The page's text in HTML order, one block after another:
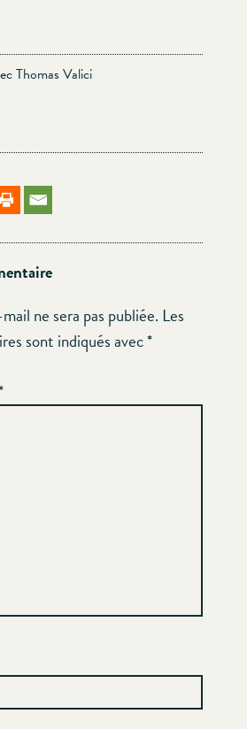
Thomas Valici
ne sera pas publiée. Les
sont indiqués avec*